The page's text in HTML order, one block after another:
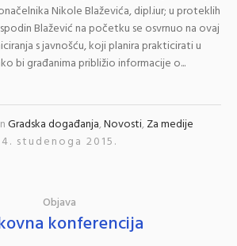
Nikole Blaževića, dipl.iur; u proteklih
Blažević na početku se osvrnuo na ovaj
s javnošću, koji planira prakticirati u
bi građanima približio informacije o...
Gradska događanja,Novosti,Za medije
4. studenoga 2015.
Objava
konferencija